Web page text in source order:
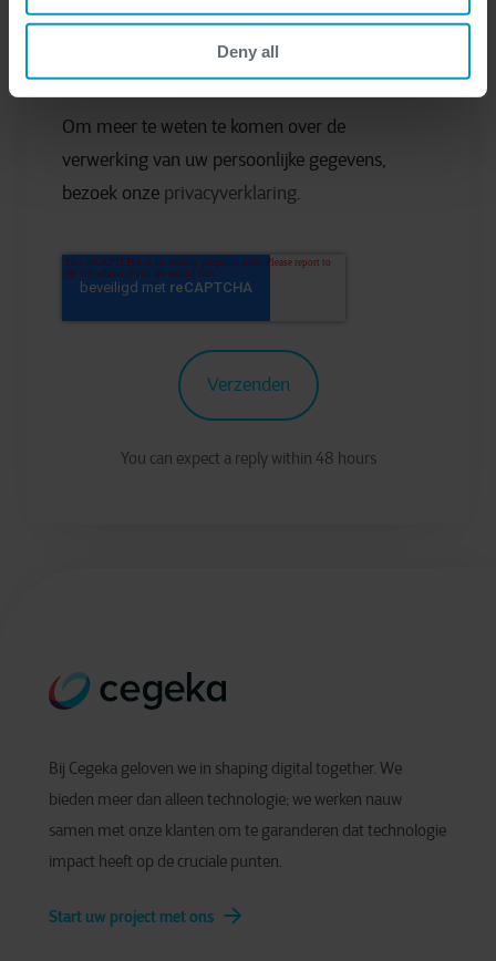
Deny all
andere marketingcommunicaties met
betrekking tot alle diensten van Cegeka.
Om meer te weten te komen over de
verwerking van uw persoonlijke gegevens,
bezoek onze privacyverklaring.
Bij Cegeka geloven we in shaping digital together. We
bieden meer dan alleen technologie; we werken nauw
samen met onze klanten om te garanderen dat technologie
impact heeft op de cruciale punten.
Start uw project met ons